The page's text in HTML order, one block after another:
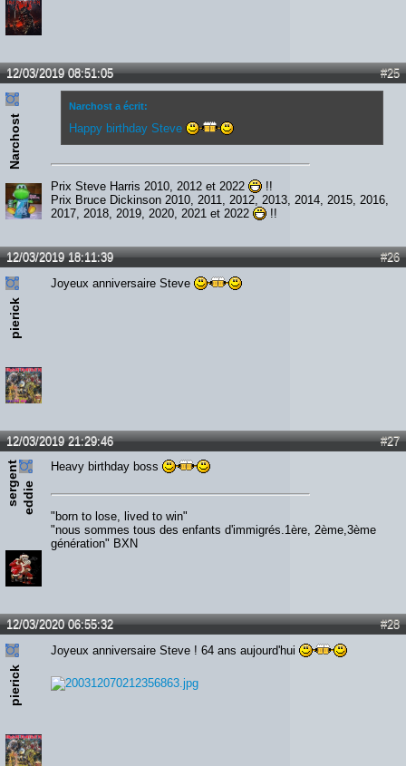
#25
12/03/2019 08:51:05
Narchost
Narchost a écrit:
Happy birthday Steve
Prix Steve Harris 2010, 2012 et 2022
!!
Prix Bruce Dickinson 2010, 2011, 2012, 2013, 2014, 2015, 2016,
2017, 2018, 2019, 2020, 2021 et 2022
!!
#26
12/03/2019 18:11:39
pierick
Joyeux anniversaire Steve
#27
12/03/2019 21:29:46
s
e
rg
e
n
t
e
d
d
ie
Heavy birthday boss
"born to lose, lived to win"
"nous sommes tous des enfants d'immigrés.1ère, 2ème,3ème
génération" BXN
#28
12/03/2020 06:55:32
pierick
Joyeux anniversaire Steve ! 64 ans aujourd'hui